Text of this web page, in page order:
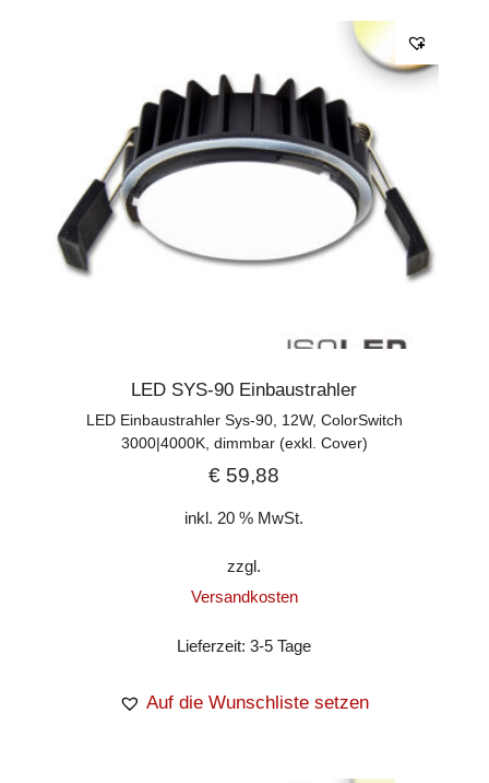
LED SYS-90 Einbaustrahler
LED Einbaustrahler Sys-90, 12W, ColorSwitch
3000|4000K, dimmbar (exkl. Cover)
€ 59,88
inkl. 20 % MwSt.
zzgl.
Versandkosten
Lieferzeit:3-5 Tage
Auf die Wunschliste setzen